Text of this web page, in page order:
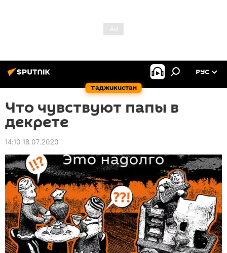
Таджикистан
РУС
Что чувствуют папы в
декрете
14:10 18.07.2020